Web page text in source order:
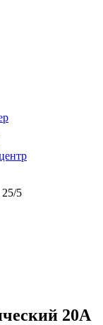
5
20А